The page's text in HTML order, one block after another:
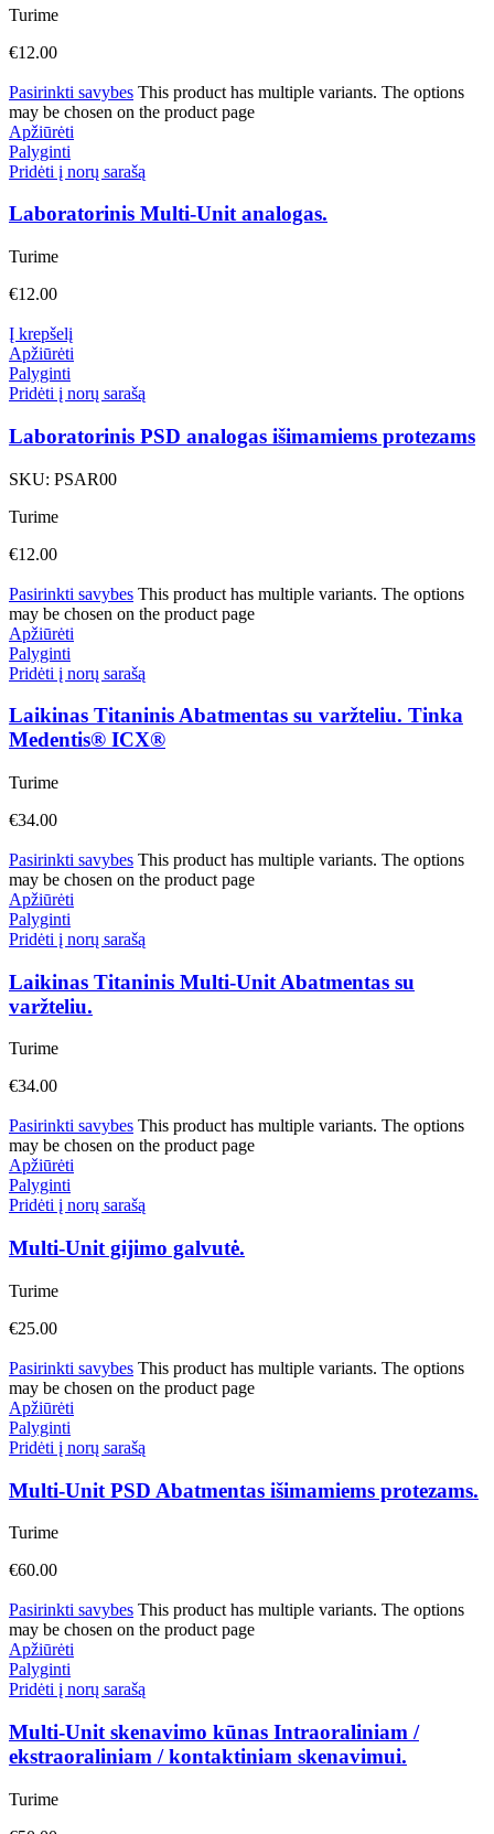
Turime
€12.00
Pasirinkti savybes This product has multiple variants. The options
may be chosen on the product page
Apžiūrėti
Palyginti
Pridėti į norų sarašą
Laboratorinis Multi-Unit analogas.
Turime
€12.00
Į krepšelį
Apžiūrėti
Palyginti
Pridėti į norų sarašą
Laboratorinis PSD analogas išimamiems protezams
SKU: PSAR00
Turime
€12.00
Pasirinkti savybes This product has multiple variants. The options
may be chosen on the product page
Apžiūrėti
Palyginti
Pridėti į norų sarašą
Laikinas Titaninis Abatmentas su varžteliu. Tinka
Medentis® ICX®
Turime
€34.00
Pasirinkti savybes This product has multiple variants. The options
may be chosen on the product page
Apžiūrėti
Palyginti
Pridėti į norų sarašą
Laikinas Titaninis Multi-Unit Abatmentas su
varžteliu.
Turime
€34.00
Pasirinkti savybes This product has multiple variants. The options
may be chosen on the product page
Apžiūrėti
Palyginti
Pridėti į norų sarašą
Multi-Unit gijimo galvutė.
Turime
€25.00
Pasirinkti savybes This product has multiple variants. The options
may be chosen on the product page
Apžiūrėti
Palyginti
Pridėti į norų sarašą
Multi-Unit PSD Abatmentas išimamiems protezams.
Turime
€60.00
Pasirinkti savybes This product has multiple variants. The options
may be chosen on the product page
Apžiūrėti
Palyginti
Pridėti į norų sarašą
Multi-Unit skenavimo kūnas Intraoraliniam /
ekstraoraliniam / kontaktiniam skenavimui.
Turime